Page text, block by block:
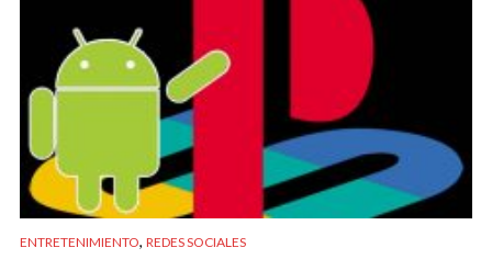
ENTRETENIMIENTO, REDES SOCIALES